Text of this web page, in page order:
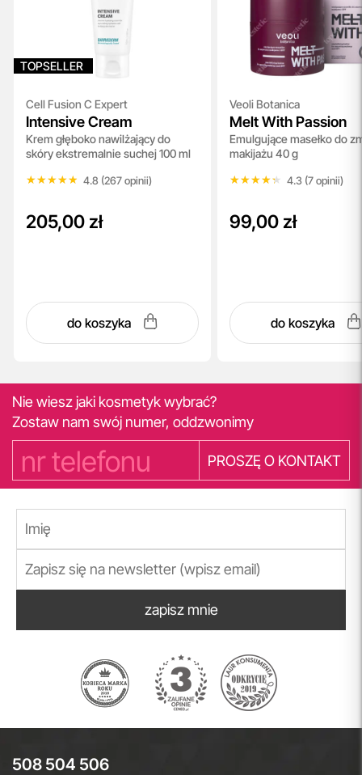
TOPSELLER
Cell Fusion C Expert
Intensive Cream
Krem głęboko nawilżający do
skóry ekstremalnie suchej 100 ml
★★★★★
★★★★★ 4.8 (267 opinii)
205,00 zł
do koszyka
Veoli Botanica
Melt With Passion
Emulgujące masełko do
makijażu 40 g
★★★★★
★★★★★ 4.3 (7 opinii)
99,00 zł
do koszyka
Nie wiesz jaki kosmetyk wybrać?
Zostaw nam swój numer, oddzwonimy
PROSZĘ O KONTAKT
zapisz mnie
508 504 506